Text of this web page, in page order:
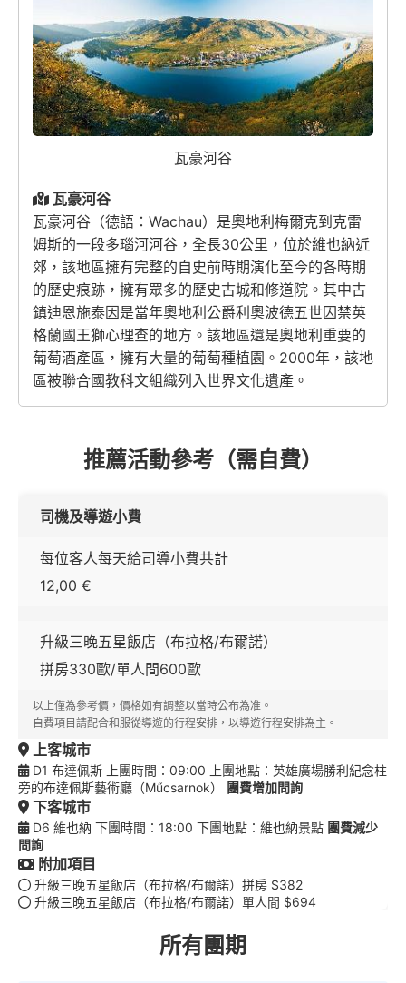
瓦豪河谷
瓦豪河谷
瓦豪河谷（德語： Wachau）是奧地利梅爾克到克雷
姆斯的一段多瑙河河谷，全長30公里，位於維也納近
郊，該地區擁有完整的自史前時期演化至今的各時期
的歷史痕跡，擁有眾多的歷史古城和修道院。其中古
鎮迪恩施泰因是當年奧地利公爵利奧波德五世囚禁英
格蘭國王獅心理查的地方。該地區還是奧地利重要的
葡萄酒產區，擁有大量的葡萄種植園。2000年，該地
區被聯合國教科文組織列入世界文化遺產。
推薦活動參考（需自費）
司機及導遊小費
每位客人每天給司導小費共計
12,00 €
升級三晚五星飯店（布拉格/布爾諾）
拼房330歐/單人間600歐
以上僅為參考價，價格如有調整以當時公布為准。
自費項目請配合和服從導遊的行程安排，以導遊行程安排為主。
上客城市
D1 布達佩斯 上團時間：09:00 上團地點：英雄廣場勝利紀念柱
旁的布達佩斯藝術廳（Műcsarnok）
團費增加問詢
下客城市
D6 維也納 下團時間：18:00 下團地點：維也納景點 團費減少
問詢
附加項目
升級三晚五星飯店（布拉格/布爾諾）拼房 $382
升級三晚五星飯店（布拉格/布爾諾）單人間 $694
所有團期